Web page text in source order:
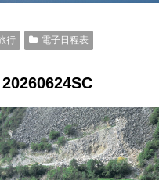
行 電子日程表